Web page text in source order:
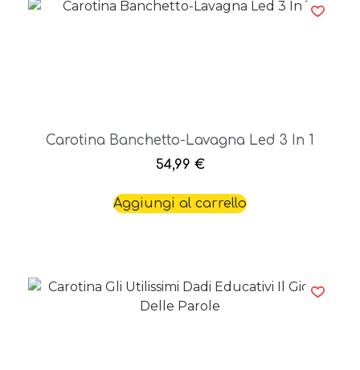
Carotina Banchetto-Lavagna Led 3 In 1
54,99 €
Aggiungi al carrello